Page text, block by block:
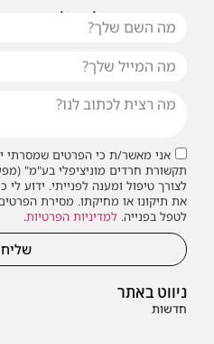
ניווט באתר
חדשות
או שילחו אלינו פנייה
אני מאשר/ת כי הפרטים שמסרתי
תקשורת חרדים מוניציפלי בע"מ"
לצורך טיפול ומענה לפנייתי. ידוע
את תיקונו או מחיקתו. מסירת
לטפל בפנייה. למדיניות הפרטיות.